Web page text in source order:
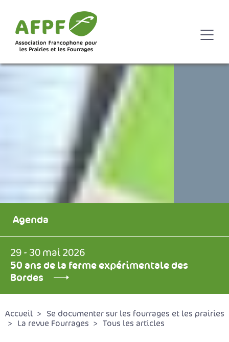
Agenda
29 - 30 mai 2026
50 ans de la ferme expérimentale des
Bordes
Accueil
Se documenter sur les fourrages et les prairies
La revue Fourrages
Tous les articles